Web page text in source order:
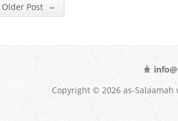
Older Post →
Copyright © 2026 as-Salaamah